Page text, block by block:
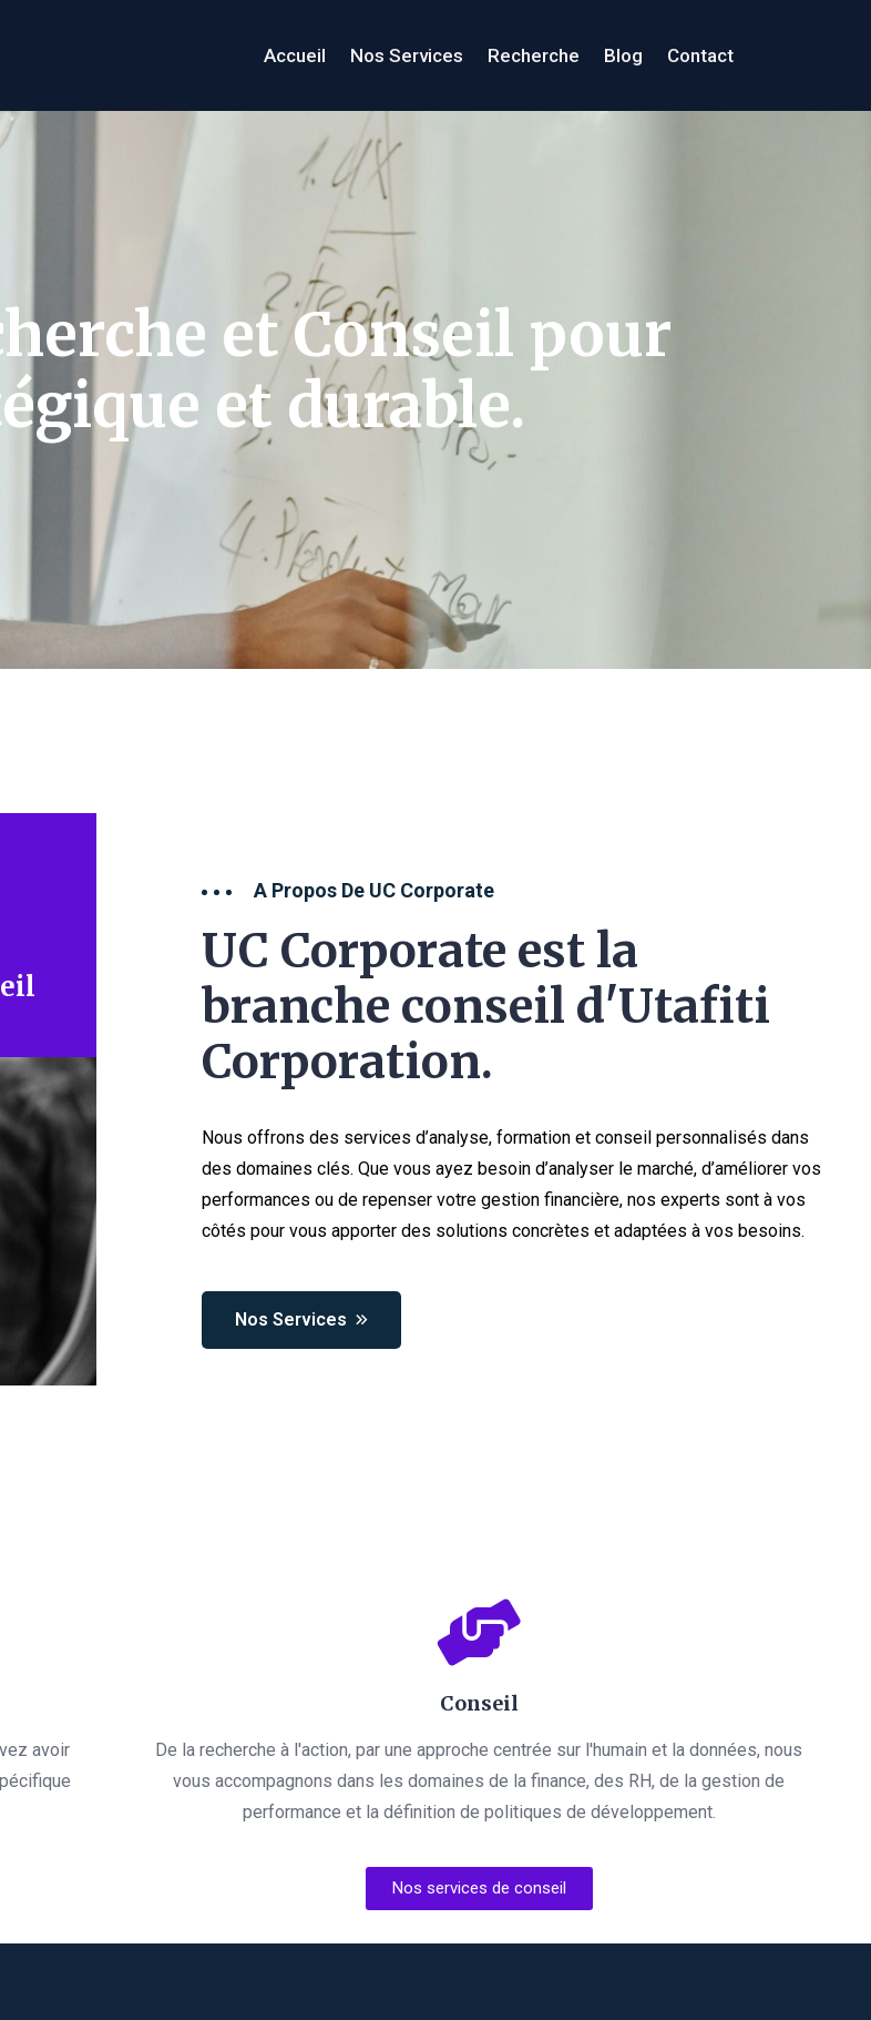
Accueil Nos Services Recherche Blog Contact
et Conseil pour
et durable.
A Propos De UC Corporate
UC Corporate est la
branche conseil d'Utafiti
Corporation.
Nous offrons des services d’analyse, formation et conseil personnalisés dans
des domaines clés. Que vous ayez besoin d’analyser le marché, d’améliorer vos
performances ou de repenser votre gestion financière, nos experts sont à vos
côtés pour vous apporter des solutions concrètes et adaptées à vos besoins.
Nos Services
avoir
Conseil
De la recherche à l'action, par une approche centrée sur l'humain et la données, nous
vous accompagnons dans les domaines de la finance, des RH, de la gestion de
performance et la définition de politiques de développement.
Nos services de conseil